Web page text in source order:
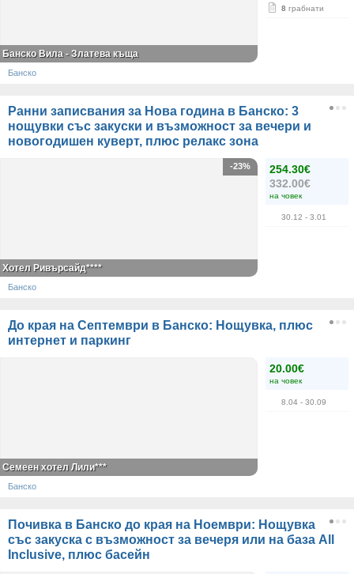
8 грабнати
Банско Вила - Златева къща
Банско
Ранни записвания за Нова година в Банско: 3
нощувки със закуски и възможност за вечери и
новогодишен куверт, плюс релакс зона
254.30€
332.00€
на човек
30.12 - 3.01
-23%
Хотел Ривърсайд****
Банско
До края на Септември в Банско: Нощувка, плюс
интернет и паркинг
20.00€
на човек
8.04 - 30.09
Семеен хотел Лили***
Банско
Почивка в Банско до края на Ноември: Нощувка
със закуска с възможност за вечеря или на база All
Inclusive, плюс басейн